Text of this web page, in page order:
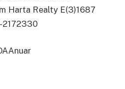
Harta Realty E(3)1687
2172330